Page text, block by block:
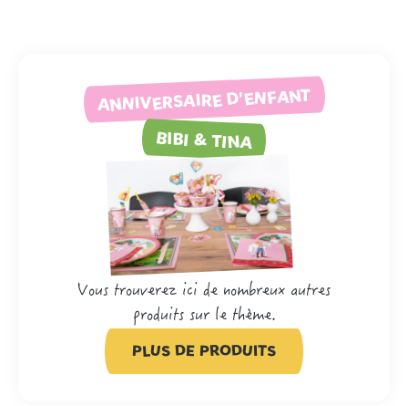
ANNIVERSAIRE D'ENFANT
BIBI & TINA
Vous trouverez ici de nombreux autres
produits sur le thème.
PLUS DE PRODUITS